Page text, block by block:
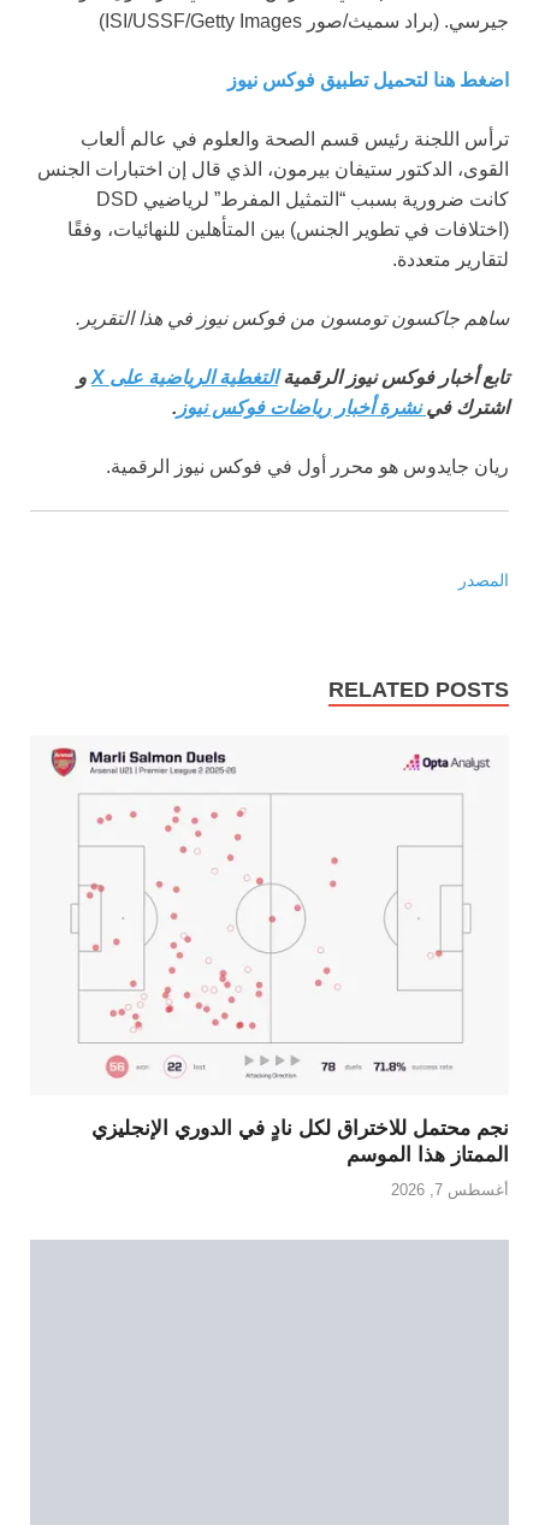
جيرسي. (براد سميث/صور ISI/USSF/Getty Images)
اضغط هنا لتحميل تطبيق فوكس نيوز
ترأس اللجنة رئيس قسم الصحة والعلوم في عالم ألعاب
القوى، الدكتور ستيفان بيرمون، الذي قال إن اختبارات الجنس
كانت ضرورية بسبب “التمثيل المفرط” لرياضيي DSD
(اختلافات في تطوير الجنس) بين المتأهلين للنهائيات، وفقًا
لتقارير متعددة.
ساهم جاكسون تومسون من فوكس نيوز في هذا التقرير.
تابع أخبار فوكس نيوز الرقمية التغطية الرياضية على X
و
اشترك فينشرة أخبار رياضات فوكس نيوز .
ريان جايدوس هو محرر أول في فوكس نيوز الرقمية.
المصدر
RELATED POSTS
نجم محتمل للاختراق لكل نادٍ في الدوري الإنجليزي
الممتاز هذا الموسم
أغسطس 7, 2026